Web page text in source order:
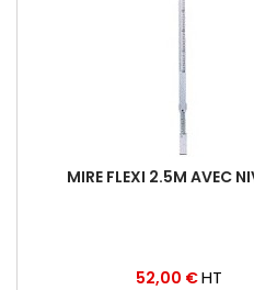
MIRE FLEXI 2.5M AVEC
Prix
52,00 €HT